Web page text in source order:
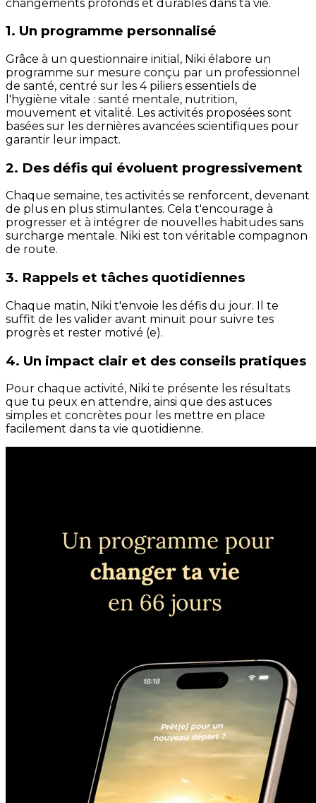
changements profonds et durables dans ta vie.
1. Un programme personnalisé
Grâce à un questionnaire initial, Niki élabore un
programme sur mesure conçu par un professionnel
de santé, centré sur les 4 piliers essentiels de
l'hygiène vitale : santé mentale, nutrition,
mouvement et vitalité. Les activités proposées sont
basées sur les dernières avancées scientifiques pour
garantir leur impact.
2. Des défis qui évoluent progressivement
Chaque semaine, tes activités se renforcent, devenant
de plus en plus stimulantes. Cela t'encourage à
progresser et à intégrer de nouvelles habitudes sans
surcharge mentale. Niki est ton véritable compagnon
de route.
3. Rappels et tâches quotidiennes
Chaque matin, Niki t'envoie les défis du jour. Il te
suffit de les valider avant minuit pour suivre tes
progrès et rester motivé (e).
4. Un impact clair et des conseils pratiques
Pour chaque activité, Niki te présente les résultats
que tu peux en attendre, ainsi que des astuces
simples et concrètes pour les mettre en place
facilement dans ta vie quotidienne.